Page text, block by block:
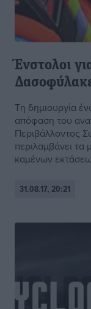
Ένστολοι
Τη δημιουργία
απόφαση του
Περιβάλλοντος
περιλαμβάνει τα
καμένων
31.08.17, 20:21